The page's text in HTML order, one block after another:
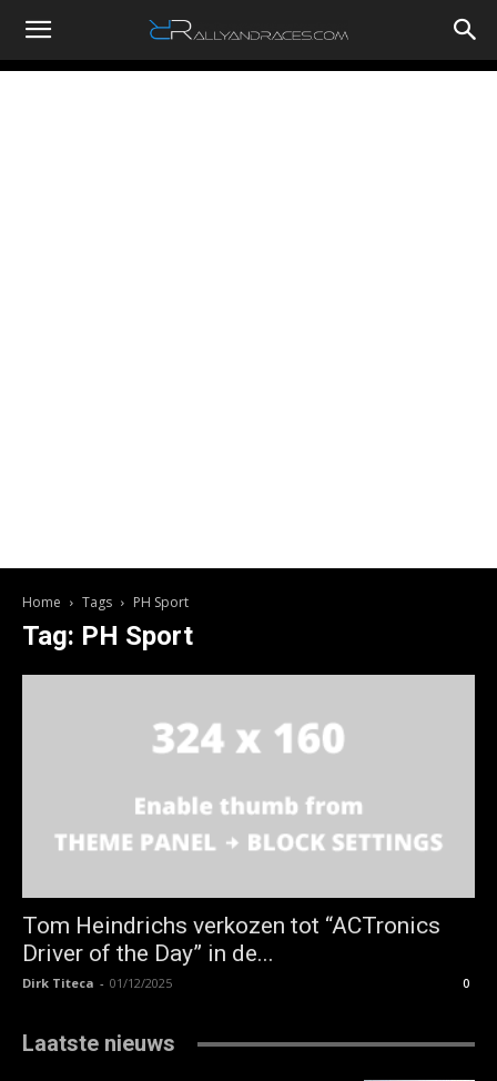
RallyandRaces.com
Home Tags PH Sport
Tag: PH Sport
Tom Heindrichs verkozen tot “ACTronics
Driver of the Day” in de...
Dirk Titeca - 01/12/2025 0
Laatste nieuws